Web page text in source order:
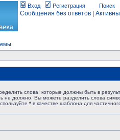
Вход Регистрация Поиск
Сообщения без ответов
слова, которые должны быть в
не должно. Вы можете разделить слова
* в качестве шаблона для